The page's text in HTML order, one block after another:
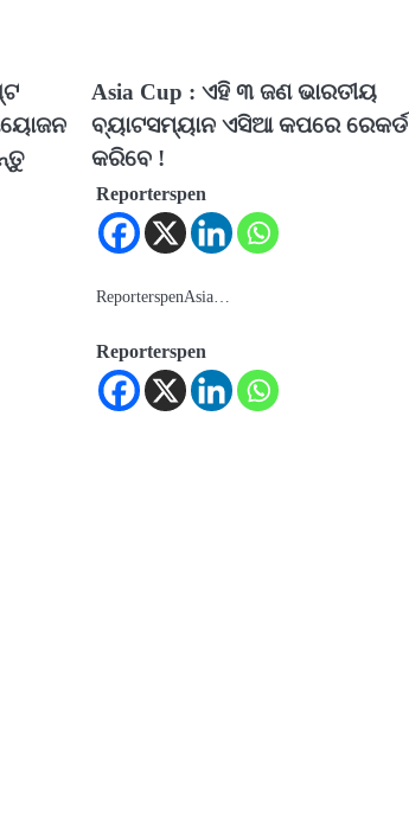
Asia Cup : ଏହି ୩ ଜଣ ଭାରତୀୟ
ବ୍ୟାଟସମ୍ୟାନ ଏସିଆ କପରେ ରେକର୍ଡ
କରିବେ !
Reporterspen
ReporterspenAsia…
Reporterspen